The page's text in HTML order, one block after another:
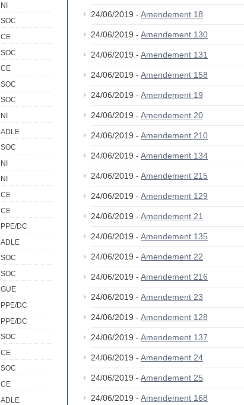
NI
SOC
CE
SOC
CE
SOC
SOC
NI
ADLE
SOC
NI
NI
CE
CE
PPE/DC
ADLE
SOC
SOC
GUE
PPE/DC
PPE/DC
SOC
CE
SOC
CE
ADLE
24/06/2019 - Amendement 18
24/06/2019 - Amendement 130
24/06/2019 - Amendement 131
24/06/2019 - Amendement 158
24/06/2019 - Amendement 19
24/06/2019 - Amendement 20
24/06/2019 - Amendement 210
24/06/2019 - Amendement 134
24/06/2019 - Amendement 215
24/06/2019 - Amendement 129
24/06/2019 - Amendement 21
24/06/2019 - Amendement 135
24/06/2019 - Amendement 22
24/06/2019 - Amendement 216
24/06/2019 - Amendement 23
24/06/2019 - Amendement 128
24/06/2019 - Amendement 137
24/06/2019 - Amendement 24
24/06/2019 - Amendement 25
24/06/2019 - Amendement 168